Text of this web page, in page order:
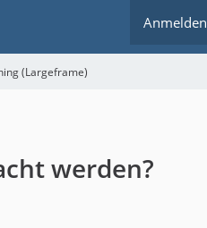
Anmelden
(Largeframe)
werden?